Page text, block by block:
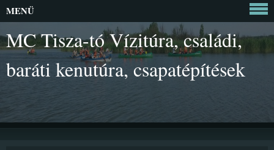
MC Tisza-tó Vízitúra, családi,
baráti kenutúra, csapatépítések
MENÜ